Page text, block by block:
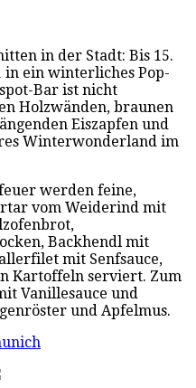
in der Stadt: Bis 15.
in ein winterliches Pop-
Bar ist nicht
Holzwänden, braunen
Eiszapfen und
Winterwonderland im
werden feine,
vom Weiderind mit
Backhendl mit
mit Senfsauce,
Kartoffeln serviert. Zum
Vanillesauce und
und Apfelmus.